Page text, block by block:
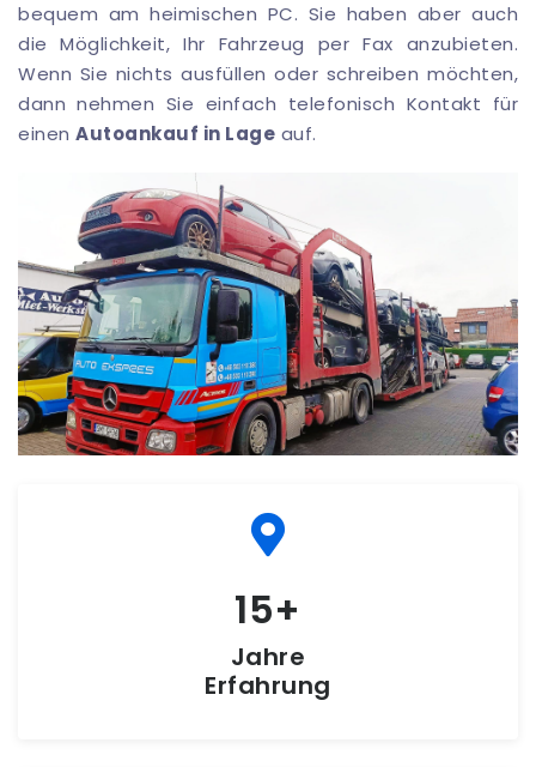
bequem am heimischen PC. Sie haben aber auch
die Möglichkeit, Ihr Fahrzeug per Fax anzubieten.
Wenn Sie nichts ausfüllen oder schreiben möchten,
dann nehmen Sie einfach telefonisch Kontakt für
einen Autoankauf in Lage auf.
15
Jahre
Erfahrung